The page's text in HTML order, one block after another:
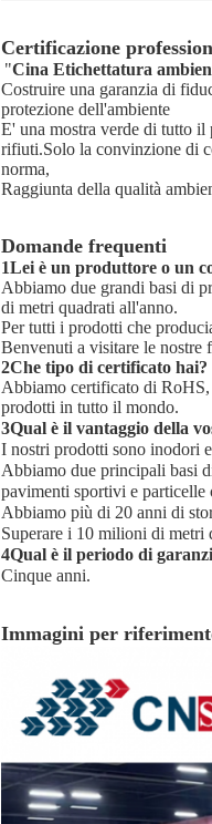
Certificazione
"Cina Etichettatura
Costruire una garanzia di
protezione dell'ambiente
E' una mostra verde di tutto
rifiuti.Solo la convinzione di
norma,
Raggiunta della qualità
Domande frequenti
1Lei è un produttore o un
Abbiamo due grandi basi di
di metri quadrati all'anno.
Per tutti i prodotti che
Benvenuti a visitare le nostre
2Che tipo di certificato hai?
Abbiamo certificato di
prodotti in tutto il mondo.
3Qual è il vantaggio della
I nostri prodotti sono inodori
Abbiamo due principali basi
pavimenti sportivi e particelle
Abbiamo più di 20 anni di
Superare i 10 milioni di metri
4Qual è il periodo di
Cinque anni.
Immagini per